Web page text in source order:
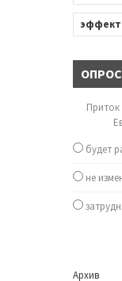
будет
не
Архив